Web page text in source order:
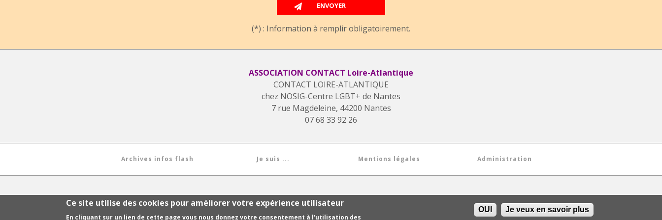
(*) : Information à remplir obligatoirement.
ASSOCIATION CONTACT Loire-Atlantique
CONTACT LOIRE-ATLANTIQUE
chez NOSIG-Centre LGBT+ de Nantes
7 rue Magdeleine, 44200 Nantes
07 68 33 92 26
Archives infos flash Je suis ... Mentions légales Administration
CONTACT FRANCE © 1993-2026. Tous droits réservés.
Réalisation graphique : Agence de communication
Réalisation technique : Commission site Contact France &
Ce site utilise des cookies pour améliorer votre expérience utilisateur
En cliquant sur un lien de cette page vous nous donnez votre consentement à l'utilisation des
OUI Je veux en savoir plus